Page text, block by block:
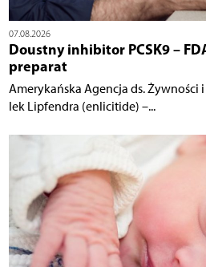
07.08.2026
Doustny inhibitor PCSK9 –
preparat
Amerykańska Agencja ds. Żywności
lek Lipfendra (enlicitide) –...